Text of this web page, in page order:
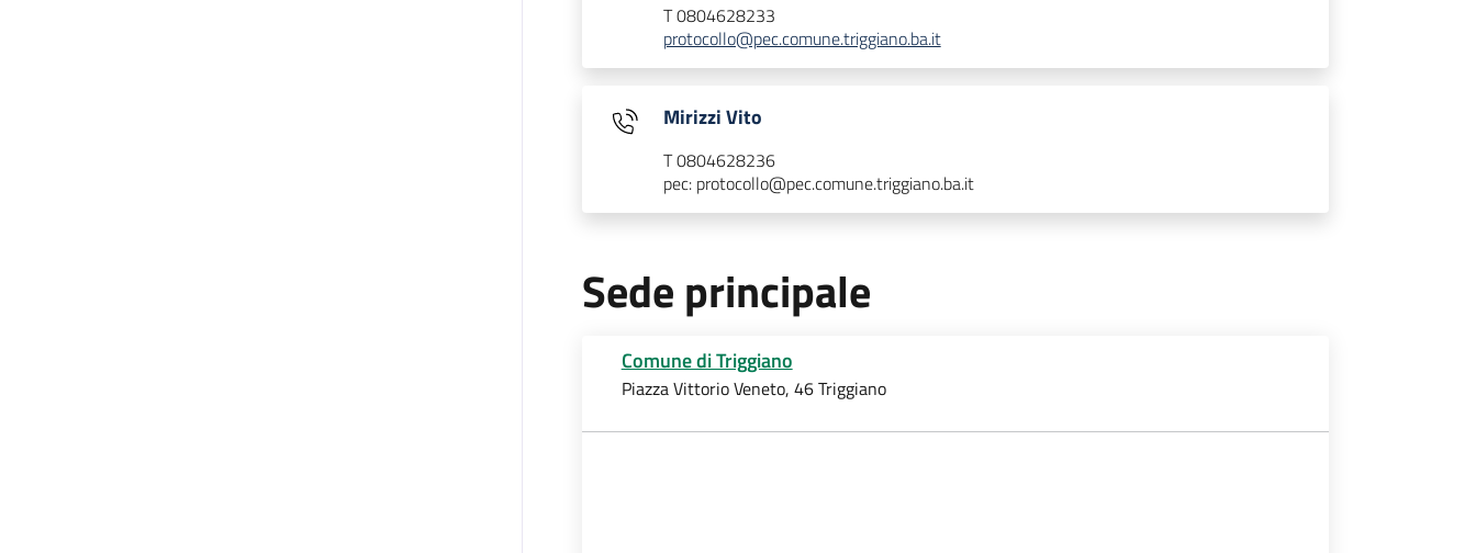
T 0804628233
protocollo@pec.comune.triggiano.ba.it
Mirizzi Vito
T 0804628236
pec: protocollo@pec.comune.triggiano.ba.it
Sede principale
Comune di Triggiano
Piazza Vittorio Veneto, 46 Triggiano